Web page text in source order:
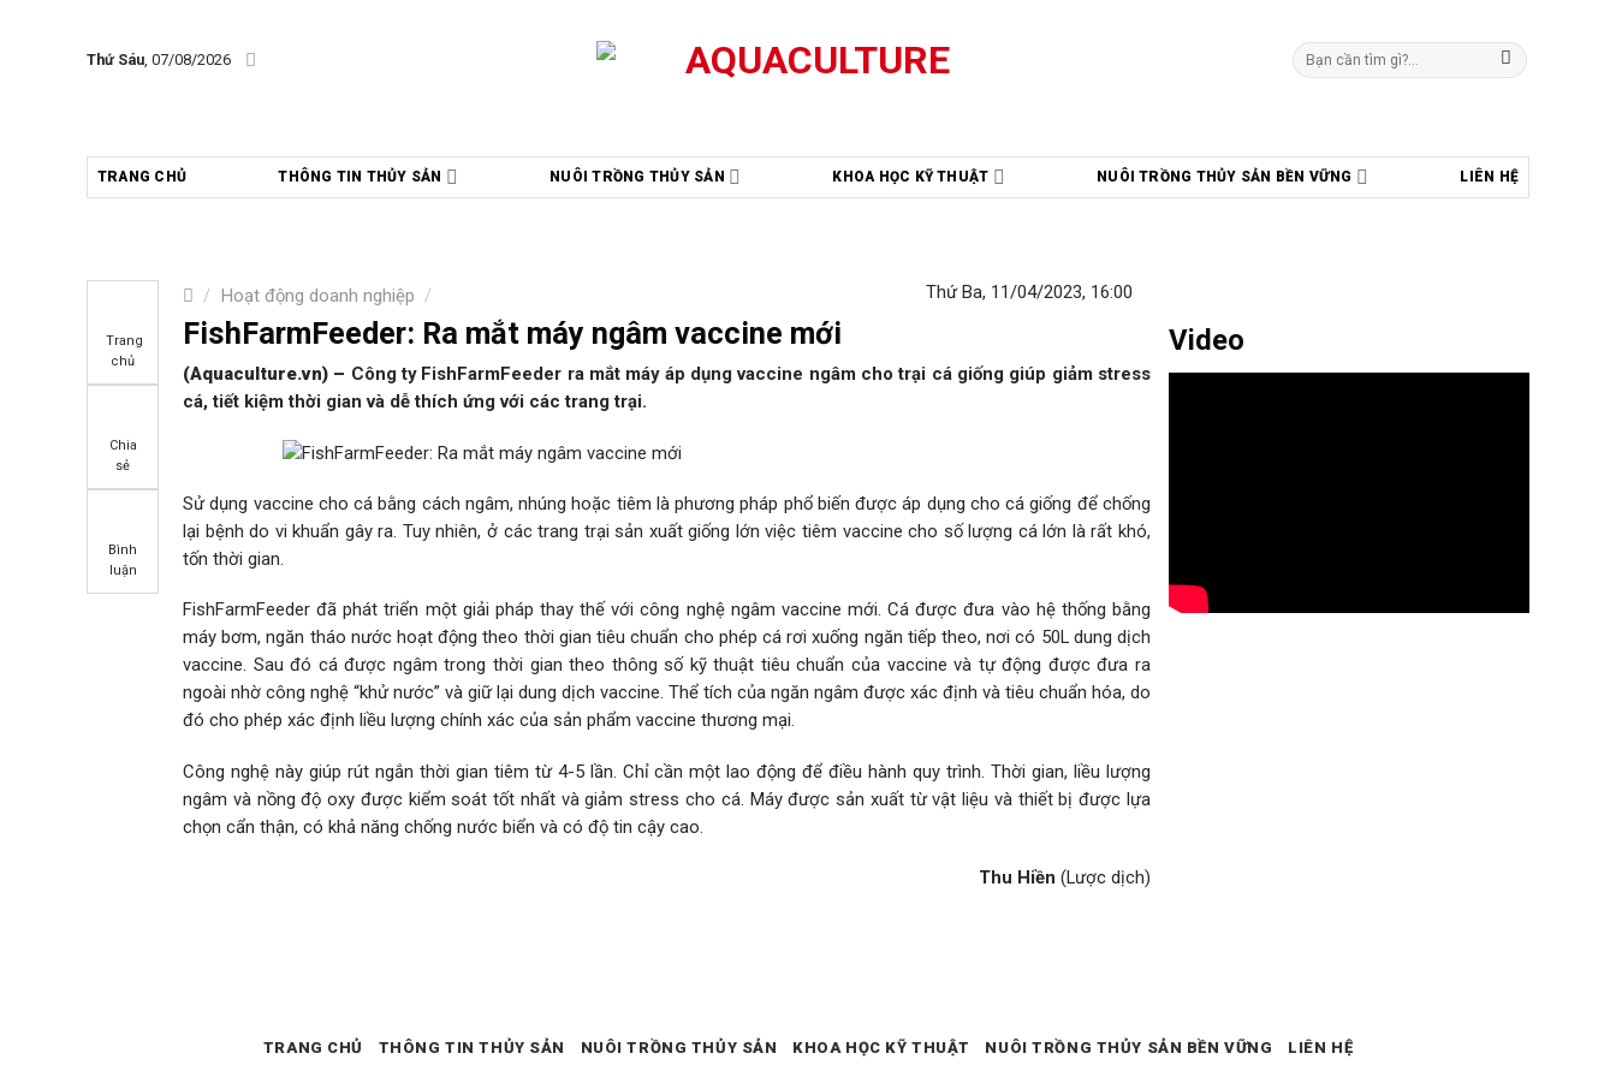
Thứ Sáu, 07/08/2026
Tìm
kiếm:
TRANG CHỦ THÔNG TIN THỦY SẢN NUÔI TRỒNG THỦY SẢN KHOA HỌC KỸ THUẬT NUÔI TRỒNG THỦY SẢN BỀN VỮNG LIÊN HỆ
/ Hoạt động doanh nghiệp /
Trang
chủ
Chia
sẻ
Bình
luận
Thứ Ba, 11/04/2023, 16:00
FishFarmFeeder: Ra mắt máy ngâm vaccine mới
(Aquaculture.vn) – Công ty FishFarmFeeder ra mắt máy áp dụng vaccine ngâm cho trại cá giống giúp giảm stress
cá, tiết kiệm thời gian và dễ thích ứng với các trang trại.
Sử dụng vaccine cho cá bằng cách ngâm, nhúng hoặc tiêm là phương pháp phổ biến được áp dụng cho cá giống để chống
lại bệnh do vi khuẩn gây ra. Tuy nhiên, ở các trang trại sản xuất giống lớn việc tiêm vaccine cho số lượng cá lớn là rất khó,
tốn thời gian.
FishFarmFeeder đã phát triển một giải pháp thay thế với công nghệ ngâm vaccine mới. Cá được đưa vào hệ thống bằng
máy bơm, ngăn tháo nước hoạt động theo thời gian tiêu chuẩn cho phép cá rơi xuống ngăn tiếp theo, nơi có 50L dung dịch
vaccine. Sau đó cá được ngâm trong thời gian theo thông số kỹ thuật tiêu chuẩn của vaccine và tự động được đưa ra
ngoài nhờ công nghệ “khử nước” và giữ lại dung dịch vaccine. Thể tích của ngăn ngâm được xác định và tiêu chuẩn hóa, do
đó cho phép xác định liều lượng chính xác của sản phẩm vaccine thương mại.
Công nghệ này giúp rút ngắn thời gian tiêm từ 4-5 lần. Chỉ cần một lao động để điều hành quy trình. Thời gian, liều lượng
ngâm và nồng độ oxy được kiểm soát tốt nhất và giảm stress cho cá. Máy được sản xuất từ ​​vật liệu và thiết bị được lựa
chọn cẩn thận, có khả năng chống nước biển và có độ tin cậy cao.
Thu Hiền (Lược dịch)
Video
TRANG CHỦ THÔNG TIN THỦY SẢN NUÔI TRỒNG THỦY SẢN KHOA HỌC KỸ THUẬT NUÔI TRỒNG THỦY SẢN BỀN VỮNG LIÊN HỆ